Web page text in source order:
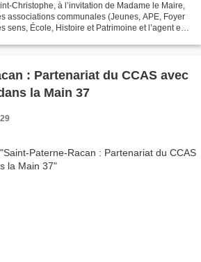
Christophe, à l’invitation de Madame le Maire,
associations communales (Jeunes, APE, Foyer
sens, École, Histoire et Patrimoine et l’agent en
: Partenariat du CCAS avec
la Main 37